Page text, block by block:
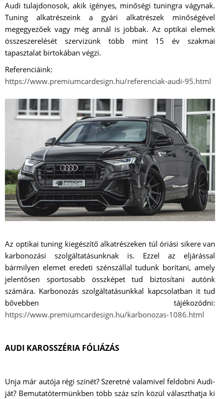
Audi tulajdonosok, akik igényes, minőségi tuningra vágynak.
Tuning alkatrészeink a gyári alkatrészek minőségével
megegyezőek vagy még annál is jobbak. Az optikai elemek
összeszerelését szervizünk több mint 15 év szakmai
tapasztalat birtokában végzi.
Referenciáink:
https://www.premiumcardesign.hu/referenciak-audi-95.html
Az optikai tuning kiegészítő alkatrészeken túl óriási sikere van
karbonozási szolgáltatásunknak is. Ezzel az eljárással
bármilyen elemet eredeti szénszállal tudunk borítani, amely
jelentősen sportosabb összképet tud biztosítani autónk
számára. Karbonozás szolgáltatásunkkal kapcsolatban it tud
bővebben tájékozódni:
https://www.premiumcardesign.hu/karbonozas-1086.html
AUDI KAROSSZÉRIA FÓLIÁZÁS
Unja már autója régi színét? Szeretné valamivel feldobni Audi-
ját? Bemutatótermünkben több száz szín közül választhatja ki